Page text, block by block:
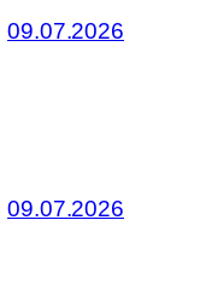
09.07.2026
09.07.2026